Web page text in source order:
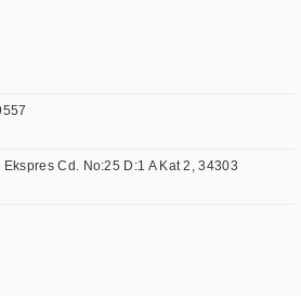
Ekspres Cd. No:25 D:1 A Kat 2, 34303